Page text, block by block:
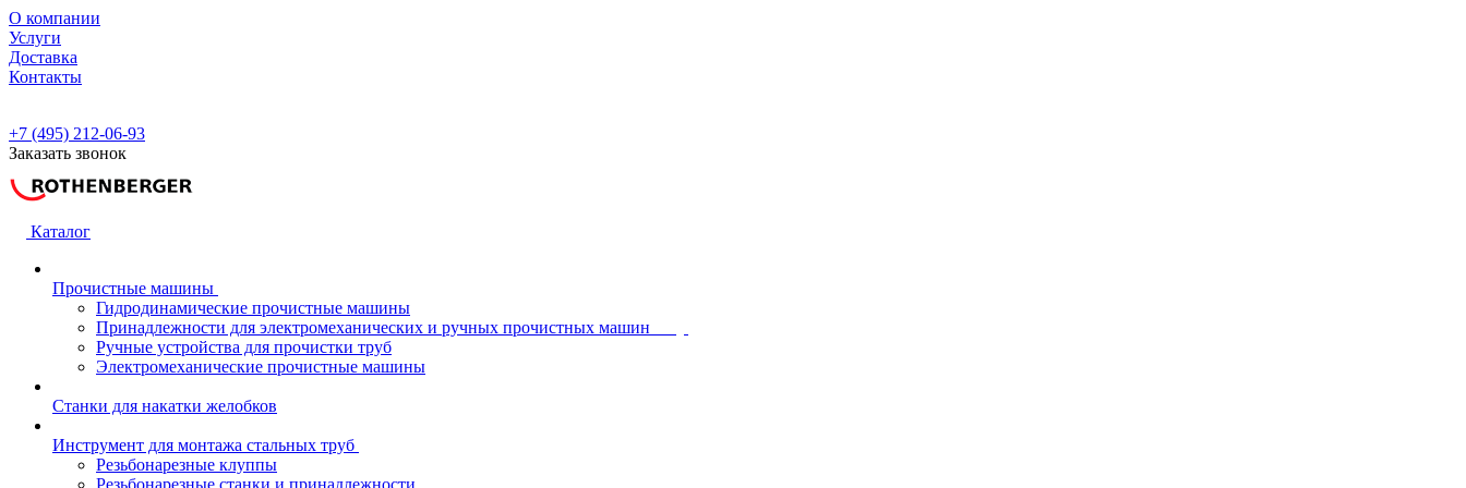
О компании
Услуги
Доставка
Контакты
+7 (495) 212-06-93
Заказать звонок
Каталог
Прочистные машины
Гидродинамические прочистные машины
Принадлежности для электромеханических и ручных прочистных машин
Ручные устройства для прочистки труб
Электромеханические прочистные машины
Станки для накатки желобков
Инструмент для монтажа стальных труб
Резьбонарезные клуппы
Резьбонарезные станки и принадлежности